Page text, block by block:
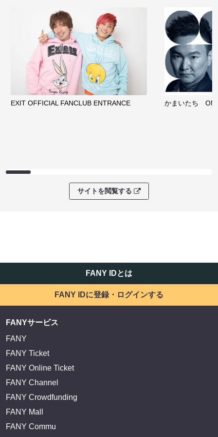
EXIT OFFICIAL FANCLUB ENTRANCE かまいたち
サイトを閲覧する
FANY IDとは
FANY IDに登録・ログインする
FANYサービス
FANY
FANY Ticket
FANY Online Ticket
FANY Channel
FANY Crowdfunding
FANY Mall
FANY Commu